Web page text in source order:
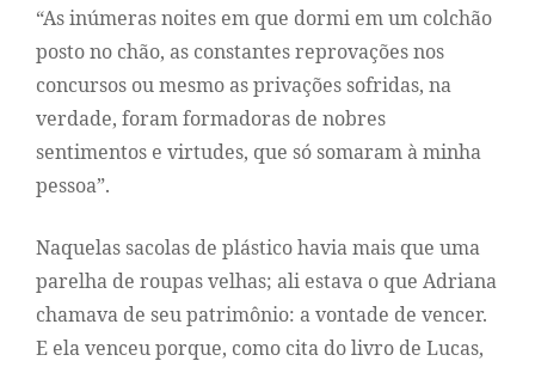
“As inúmeras noites em que dormi em um colchão
posto no chão, as constantes reprovações nos
concursos ou mesmo as privações sofridas, na
verdade, foram formadoras de nobres
sentimentos e virtudes, que só somaram à minha
pessoa”.
Naquelas sacolas de plástico havia mais que uma
parelha de roupas velhas; ali estava o que Adriana
chamava de seu patrimônio: a vontade de vencer.
E ela venceu porque, como cita do livro de Lucas,